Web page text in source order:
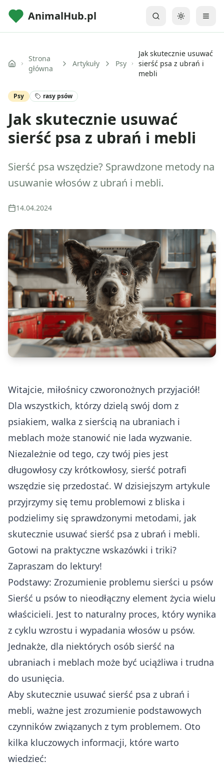
AnimalHub.pl Przełącz
Strona
główna
Artykuły Psy
Jak skutecznie usuwać
sierść psa z ubrań i
mebli
Psy rasy psów
Jak skutecznie usuwać
sierść psa z ubrań i mebli
Sierść psa wszędzie? Sprawdzone metody na
usuwanie włosów z ubrań i mebli.
14.04.2024
Witajcie, miłośnicy czworonożnych przyjaciół!
Dla wszystkich, którzy dzielą swój dom z
psiakiem, walka z sierścią na ubraniach i
meblach może stanowić nie lada wyzwanie.
Niezależnie od tego, czy twój pies jest
długowłosy czy krótkowłosy, sierść potrafi
wszędzie się przedostać. W dzisiejszym artykule
przyjrzymy się temu problemowi z bliska i
podzielimy się sprawdzonymi metodami, jak
skutecznie usuwać sierść psa z ubrań i mebli.
Gotowi na praktyczne wskazówki i triki?
Zapraszam do lektury!
Podstawy: Zrozumienie problemu sierści u psów
Sierść u psów to nieodłączny element życia wielu
właścicieli. Jest to naturalny proces, który wynika
z cyklu wzrostu i wypadania włosów u psów.
Jednakże, dla niektórych osób sierść na
ubraniach i meblach może być uciążliwa i trudna
do usunięcia.
Aby skutecznie usuwać sierść psa z ubrań i
mebli, ważne jest zrozumienie podstawowych
czynników związanych z tym problemem. Oto
kilka kluczowych informacji, które warto
wiedzieć: